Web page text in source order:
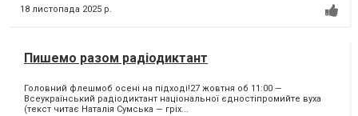
18 листопада 2025 р.
Пишемо разом радіодиктант
Головний флешмоб осені на підході!27 жовтня об 11:00 —
Всеукраїнський радіодиктант національної єдностіпромийте вуха
(текст читає Наталія Сумська — гріх...